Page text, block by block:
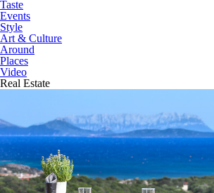
Taste
Events
Style
Art & Culture
Around
Places
Video
Real Estate